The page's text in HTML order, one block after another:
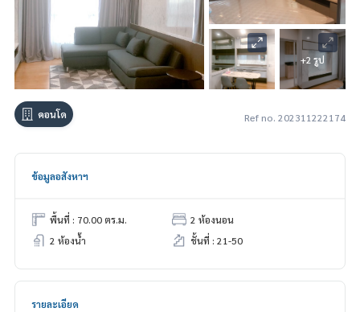
+2 รูป
คอนโด Ref no. 202311222174
ข้อมูลอสังหาฯ
พื้นที่ : 70.00 ตร.ม.
2 ห้องนอน
2 ห้องน้ำ
ชั้นที่ : 21-50
รายละเอียด